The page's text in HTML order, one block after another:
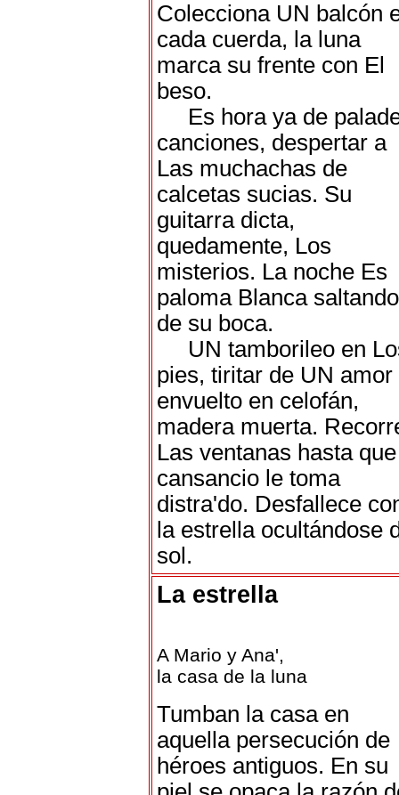
Colecciona UN balcón
cada cuerda, la luna
marca su frente con El
beso.
Es hora ya de
canciones, despertar a
Las muchachas de
calcetas sucias. Su
guitarra dicta,
quedamente, Los
misterios. La noche Es
paloma Blanca saltando
de su boca.
UN tamborileo en
pies, tiritar de UN amor
envuelto en celofán,
madera muerta.
Las ventanas hasta
cansancio le toma
distra'do. Desfallece
la estrella ocultándose
sol.
La estrella
A Mario y Ana',
la casa de la luna
Tumban la casa en
aquella persecución de
héroes antiguos. En su